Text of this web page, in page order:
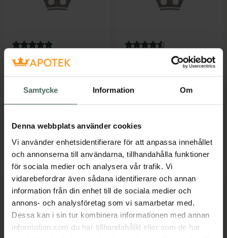
Samtycke Information Om
Denna webbplats använder cookies
Vi använder enhetsidentifierare för att anpassa innehållet
och annonserna till användarna, tillhandahålla funktioner
för sociala medier och analysera vår trafik. Vi
vidarebefordrar även sådana identifierare och annan
information från din enhet till de sociala medier och
annons- och analysföretag som vi samarbetar med.
Dessa kan i sin tur kombinera informationen med annan
information som du har tillhandahållit eller som de har
5 av 5 i omdöme
Emma S Purifying
Mud Mask
lermask 75 ml
299 kr
KöpEmma S Purifying Mud Mask, 299 kr.
4.6 av 5 i omdöme
Emma S Sensitive
Köp Emma S